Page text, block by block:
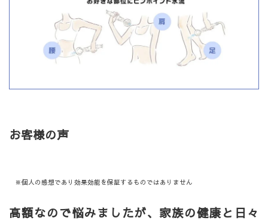
お客様の声
※個人の感想であり効果効能を保証するものではありません
高額なので悩みましたが、家族の健康と日々